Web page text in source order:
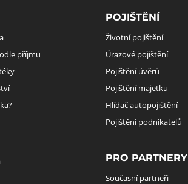
příjmu
POJIŠTĚNÍ
Životní pojištění
Úrazové pojištění
Pojištění úvěrů
Pojištění majetku
Hlídač autopojištění
Pojištění podnikatelů
PRO PARTNERY
Současní partneři